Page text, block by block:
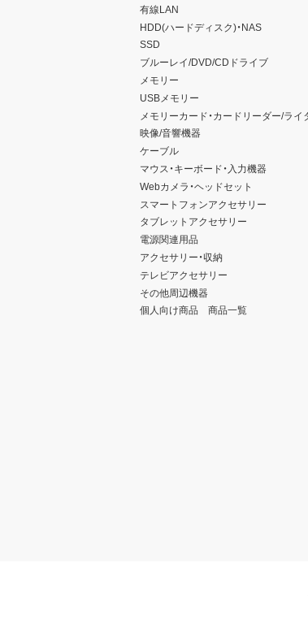
有線LAN
HDD(ハードディスク)・NAS
SSD
ブルーレイ/DVD/CDドライブ
メモリー
USBメモリー
メモリーカード・カードリーダー/ライ
映像/音響機器
ケーブル
マウス・キーボード・入力機器
Webカメラ・ヘッドセット
スマートフォンアクセサリー
タブレットアクセサリー
電源関連用品
アクセサリー・収納
テレビアクセサリー
その他周辺機器
個人向け商品 商品一覧